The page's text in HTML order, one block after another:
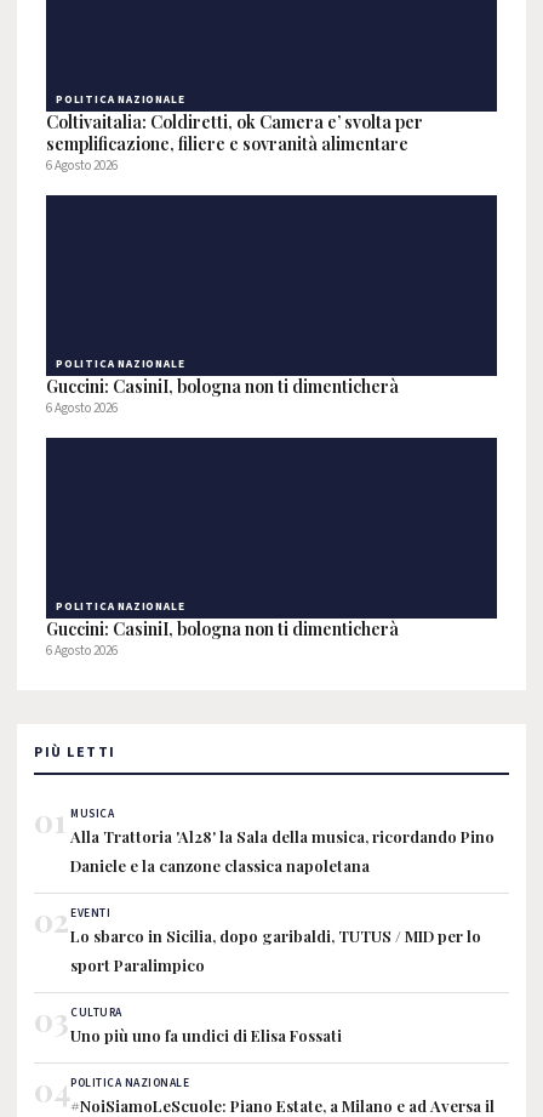
POLITICA NAZIONALE
Coltivaitalia: Coldiretti, ok Camera e’ svolta per
semplificazione, filiere e sovranità alimentare
6 Agosto 2026
POLITICA NAZIONALE
Guccini: CasiniI, bologna non ti dimenticherà
6 Agosto 2026
POLITICA NAZIONALE
Guccini: CasiniI, bologna non ti dimenticherà
6 Agosto 2026
PIÙ LETTI
01 MUSICA
Alla Trattoria 'Al28' la Sala della musica, ricordando Pino
Daniele e la canzone classica napoletana
02EVENTI
Lo sbarco in Sicilia, dopo garibaldi, TUTUS / MID per lo
sport Paralimpico
03CULTURA
Uno più uno fa undici di Elisa Fossati
04POLITICA NAZIONALE
#NoiSiamoLeScuole: Piano Estate, a Milano e ad Aversa il